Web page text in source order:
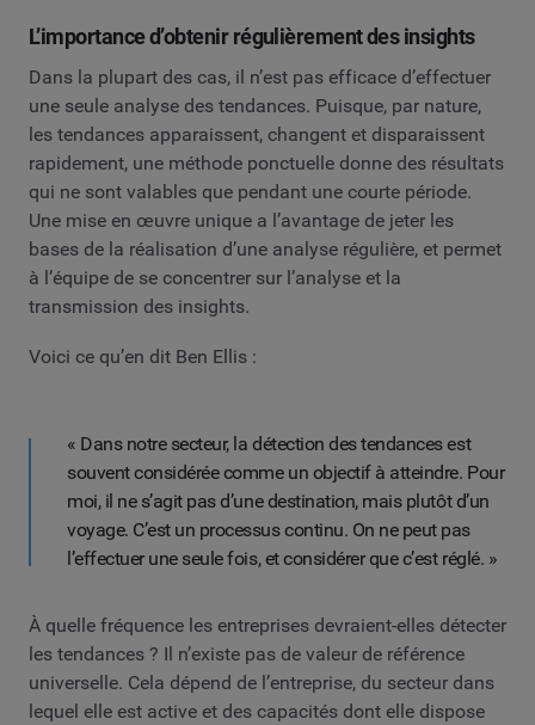
L’importance d’obtenir régulièrement des insights
Dans la plupart des cas, il n’est pas efficace d’effectuer
une seule analyse des tendances. Puisque, par nature,
les tendances apparaissent, changent et disparaissent
rapidement, une méthode ponctuelle donne des résultats
qui ne sont valables que pendant une courte période.
Une mise en œuvre unique a l’avantage de jeter les
bases de la réalisation d’une analyse régulière, et permet
à l’équipe de se concentrer sur l’analyse et la
transmission des insights.
Voici ce qu’en dit Ben Ellis :
« Dans notre secteur, la détection des tendances est
souvent considérée comme un objectif à atteindre. Pour
moi, il ne s’agit pas d’une destination, mais plutôt d’un
voyage. C’est un processus continu. On ne peut pas
l’effectuer une seule fois, et considérer que c’est réglé. »
À quelle fréquence les entreprises devraient-elles détecter
les tendances ? Il n’existe pas de valeur de référence
universelle. Cela dépend de l’entreprise, du secteur dans
lequel elle est active et des capacités dont elle dispose